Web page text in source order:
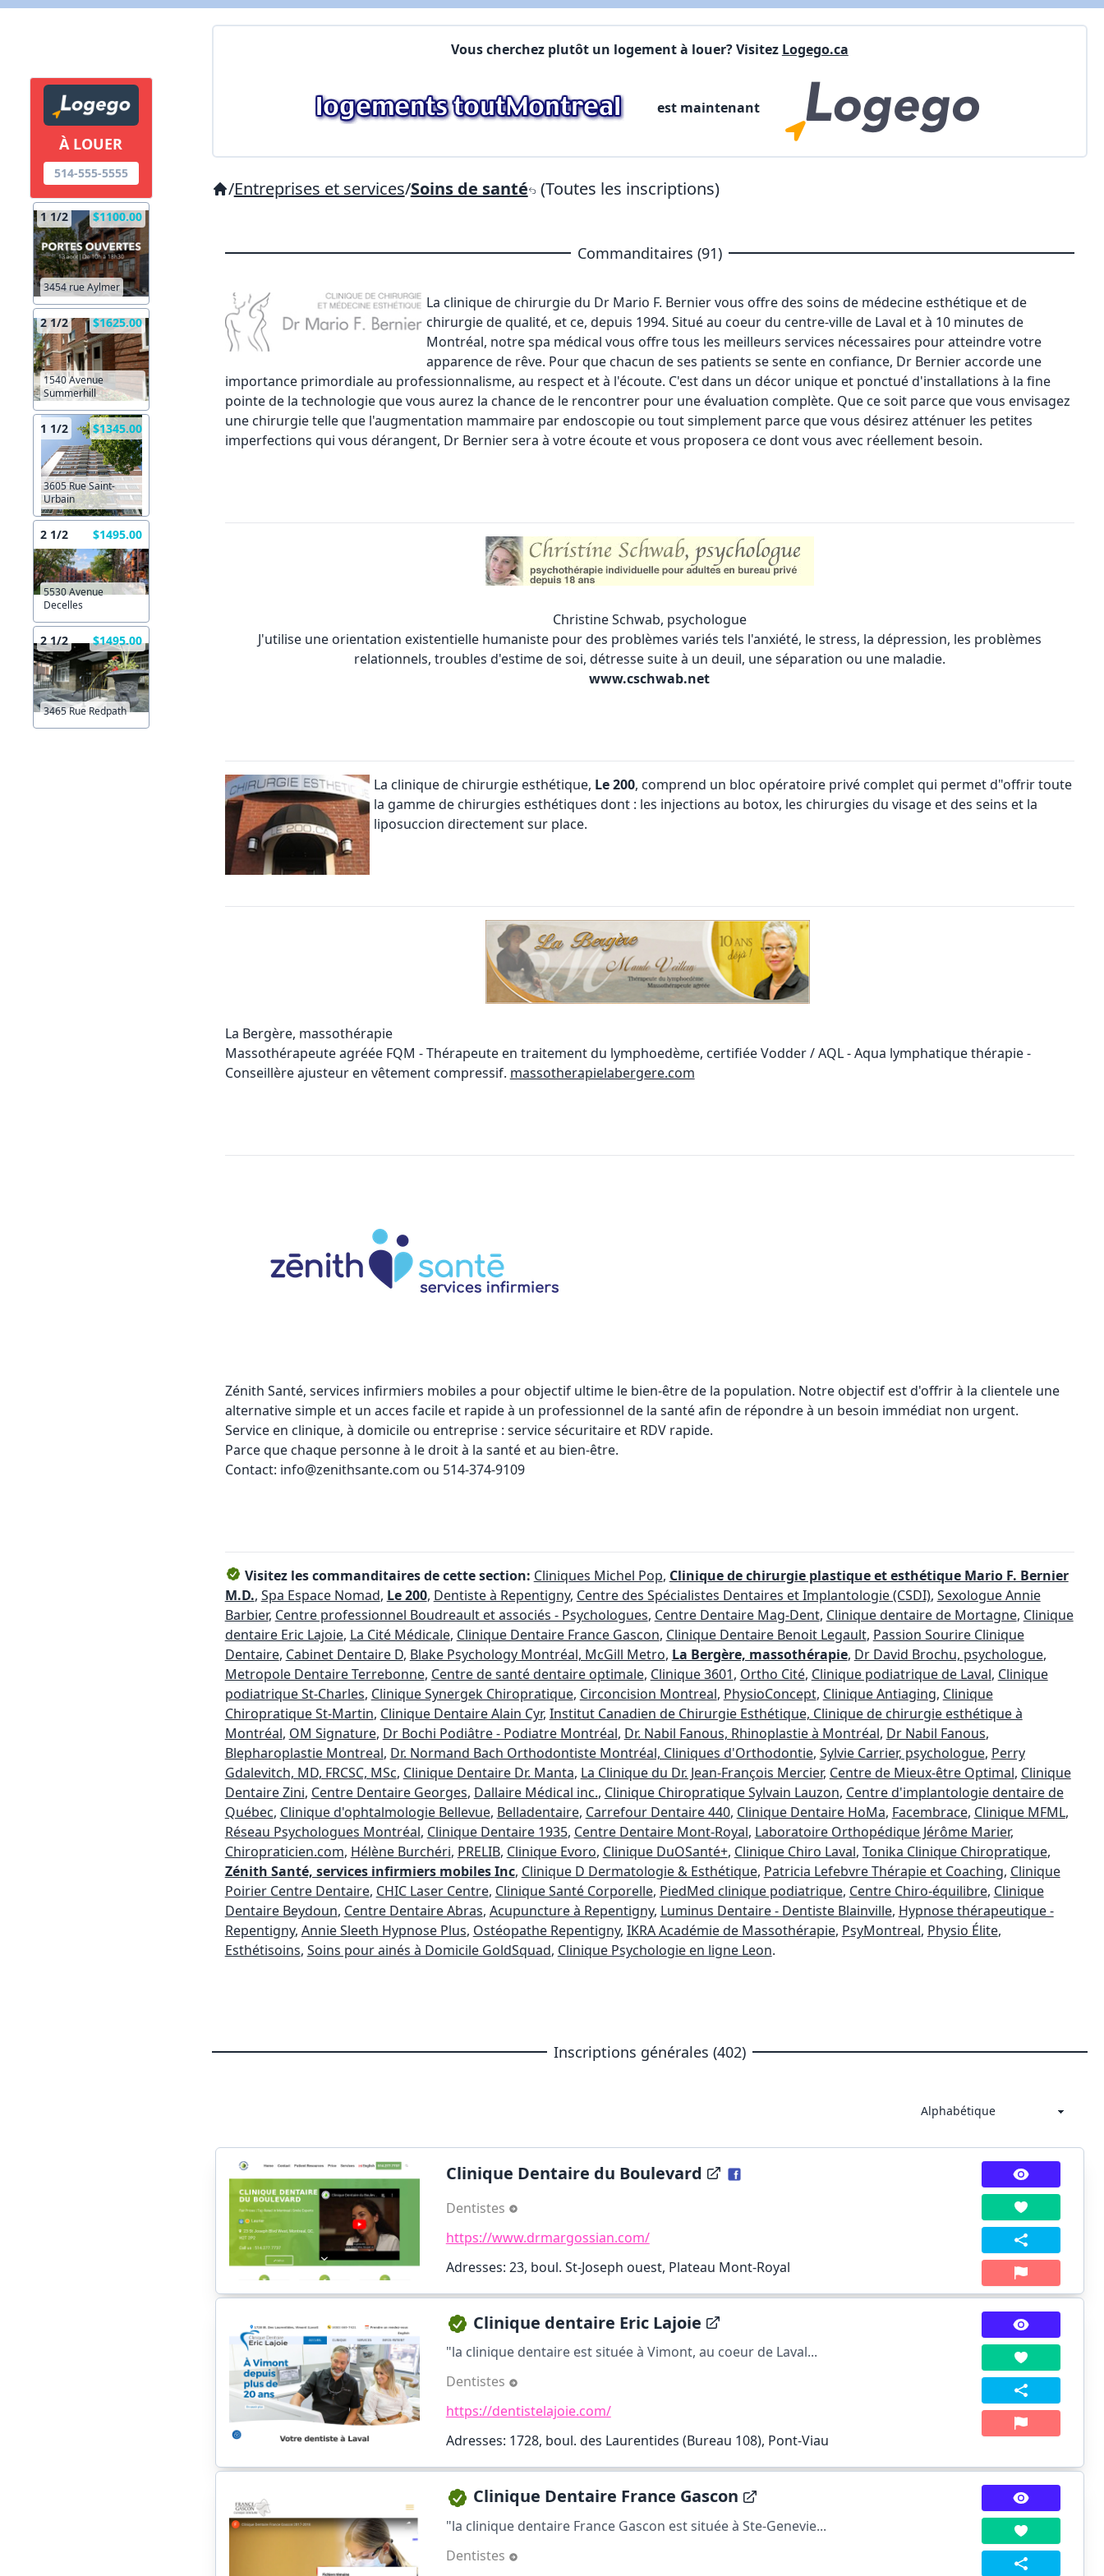
À LOUER
514-555-5555
1 1/2 $1100.00
3454 rue Aylmer
2 1/2 $1625.00
1540 Avenue
Summerhill
1 1/2 $1345.00
3605 Rue Saint-
Urbain
2 1/2 $1495.00
5530 Avenue
Decelles
2 1/2 $1495.00
3465 Rue Redpath
Vous cherchez plutôt un logement à louer? Visitez Logego.ca
est maintenant
/Entreprises et services/Soins de santé (Toutes les inscriptions)
Commanditaires (91)
La clinique de chirurgie du Dr Mario F. Berniervous offre des soins de médecine esthétique et de
chirurgie de qualité, et ce, depuis 1994. Situé au coeur du centre-ville de Laval et à 10 minutes de
Montréal, notre spa médical vous offre tous les meilleurs services nécessaires pour atteindre votre
apparence de rêve. Pour que chacun de ses patients se sente en confiance, Dr Bernier accorde une
importance primordiale au professionnalisme, au respect et à l'écoute. C'est dans un décor unique et ponctué d'installations à la fine
pointe de la technologie que vous aurez la chance de le rencontrer pour une évaluation complète. Que ce soit parce que vous envisagez
une chirurgie telle que l'augmentation mammairepar endoscopie ou tout simplement parce que vous désirez atténuer les petites
imperfections qui vous dérangent, Dr Bernier sera à votre écoute et vous proposera ce dont vous avec réellement besoin.
Christine Schwab, psychologue
J'utilise une orientation existentielle humaniste pour des problèmes variés tels l'anxiété, le stress, la dépression, les problèmes
relationnels, troubles d'estime de soi, détresse suite à un deuil, une séparation ou une maladie.
www.cschwab.net
La clinique de chirurgie esthétique, Le 200, comprend un bloc opératoire privé complet qui permet d"offrir toute
la gamme de chirurgies esthétiques dont : les injections au botox, les chirurgies du visage et des seins et la
liposuccion directement sur place.
La Bergère, massothérapie
Massothérapeute agréée FQM - Thérapeute en traitement du lymphoedème, certifiée Vodder / AQL - Aqua lymphatique thérapie -
Conseillère ajusteur en vêtement compressif. massotherapielabergere.com
Zénith Santé, services infirmiers mobiles a pour objectif ultime le bien-être de la population. Notre objectif est d'offrir à la clientele une
alternative simple et un acces facile et rapide à un professionnel de la santé afin de répondre à un besoin immédiat non urgent.
Service en clinique, à domicile ou entreprise : service sécuritaire et RDV rapide.
Parce que chaque personne à le droit à la santé et au bien-être.
Contact: info@zenithsante.com ou 514-374-9109
Visitez les commanditaires de cette section: Cliniques Michel Pop, Clinique de chirurgie plastique et esthétique Mario F. Bernier
M.D., Spa Espace Nomad, Le 200, Dentiste à Repentigny, Centre des Spécialistes Dentaires et Implantologie (CSDI), Sexologue Annie
Barbier, Centre professionnel Boudreault et associés - Psychologues, Centre Dentaire Mag-Dent, Clinique dentaire de Mortagne, Clinique
dentaire Eric Lajoie, La Cité Médicale, Clinique Dentaire France Gascon, Clinique Dentaire Benoit Legault, Passion Sourire Clinique
Dentaire, Cabinet Dentaire D, Blake Psychology Montréal, McGill Metro, La Bergère, massothérapie, Dr David Brochu, psychologue,
Metropole Dentaire Terrebonne, Centre de santé dentaire optimale, Clinique 3601, Ortho Cité, Clinique podiatrique de Laval, Clinique
podiatrique St-Charles, Clinique Synergek Chiropratique, Circoncision Montreal, PhysioConcept, Clinique Antiaging, Clinique
Chiropratique St-Martin, Clinique Dentaire Alain Cyr, Institut Canadien de Chirurgie Esthétique, Clinique de chirurgie esthétique à
Montréal, OM Signature, Dr Bochi Podiâtre - Podiatre Montréal, Dr. Nabil Fanous, Rhinoplastie à Montréal, Dr Nabil Fanous,
Blepharoplastie Montreal, Dr. Normand Bach Orthodontiste Montréal, Cliniques d'Orthodontie, Sylvie Carrier, psychologue, Perry
Gdalevitch, MD, FRCSC, MSc, Clinique Dentaire Dr. Manta, La Clinique du Dr. Jean-François Mercier, Centre de Mieux-être Optimal, Clinique
Dentaire Zini, Centre Dentaire Georges, Dallaire Médical inc., Clinique Chiropratique Sylvain Lauzon, Centre d'implantologie dentaire de
Québec, Clinique d'ophtalmologie Bellevue, Belladentaire, Carrefour Dentaire 440, Clinique Dentaire HoMa, Facembrace, Clinique MFML,
Réseau Psychologues Montréal, Clinique Dentaire 1935, Centre Dentaire Mont-Royal, Laboratoire Orthopédique Jérôme Marier,
Chiropraticien.com, Hélène Burchéri, PRELIB, Clinique Evoro, Clinique DuOSanté+, Clinique Chiro Laval, Tonika Clinique Chiropratique,
Zénith Santé, services infirmiers mobiles Inc, Clinique D Dermatologie & Esthétique, Patricia Lefebvre Thérapie et Coaching, Clinique
Poirier Centre Dentaire, CHIC Laser Centre, Clinique Santé Corporelle, PiedMed clinique podiatrique, Centre Chiro-équilibre, Clinique
Dentaire Beydoun, Centre Dentaire Abras, Acupuncture à Repentigny, Luminus Dentaire - Dentiste Blainville, Hypnose thérapeutique -
Repentigny, Annie Sleeth Hypnose Plus, Ostéopathe Repentigny, IKRA Académie de Massothérapie, PsyMontreal, Physio Élite,
Esthétisoins, Soins pour ainés à Domicile GoldSquad, Clinique Psychologie en ligne Leon.
Inscriptions générales (402)
Clinique Dentaire du Boulevard
Dentistes
https://www.drmargossian.com/
Adresses: 23, boul. St-Joseph ouest, Plateau Mont-Royal
Clinique dentaire Eric Lajoie
"la clinique dentaire est située à Vimont, au coeur de Laval...
Dentistes
https://dentistelajoie.com/
Adresses: 1728, boul. des Laurentides (Bureau 108), Pont-Viau
Clinique Dentaire France Gascon
"la clinique dentaire France Gascon est située à Ste-Genevie...
Dentistes
X Fermer Envoyez
Commentaires: